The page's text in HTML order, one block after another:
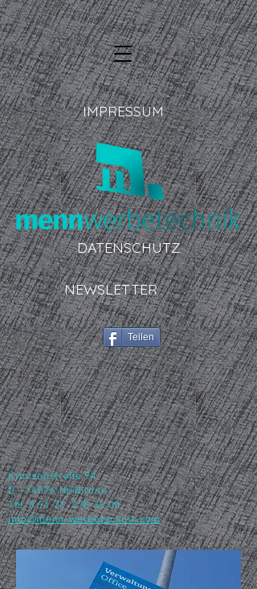
Fotos ©
menn
werbetechnik
Teilen
IMPRESSUM
Kreuzenstraße 94
D - 74076 Heilbronn​
Tel.0 71 31. 270 36 00
info@menn-werbetechnik.com
DATENSCHUTZ
NEWSLETTER